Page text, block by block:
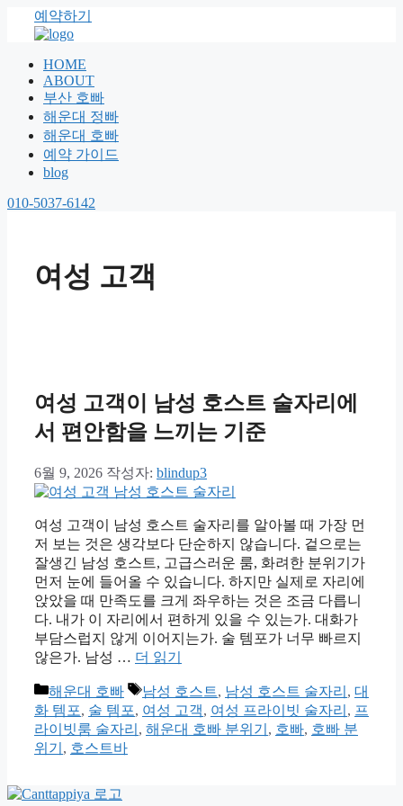
예약하기
HOME
ABOUT
부산 호빠
해운대 정빠
해운대 호빠
예약 가이드
blog
010-5037-6142
여성 고객
여성 고객이 남성 호스트 술자리에
서 편안함을 느끼는 기준
6월 9, 2026 작성자: blindup3
여성 고객이 남성 호스트 술자리를 알아볼 때 가장 먼
저 보는 것은 생각보다 단순하지 않습니다. 겉으로는
잘생긴 남성 호스트, 고급스러운 룸, 화려한 분위기가
먼저 눈에 들어올 수 있습니다. 하지만 실제로 자리에
앉았을 때 만족도를 크게 좌우하는 것은 조금 다릅니
다. 내가 이 자리에서 편하게 있을 수 있는가. 대화가
부담스럽지 않게 이어지는가. 술 템포가 너무 빠르지
않은가. 남성 … 더 읽기
카
테
고
리
해운대 호빠
태
그
남성 호스트, 남성 호스트 술자리 , 대
화 템포, 술 템포, 여성 고객, 여성 프라이빗 술자리 , 프
라이빗룸 술자리 , 해운대 호빠 분위기 , 호빠, 호빠 분
위기 , 호스트바